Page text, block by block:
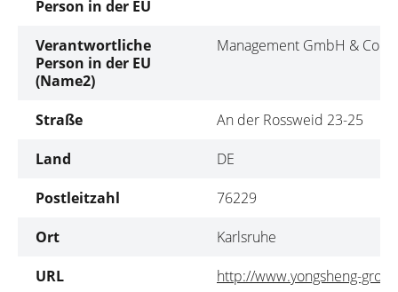
Person in der EU
Verantwortliche
Person in der EU
(Name2)
Management GmbH & Co.
Straße
An der Rossweid 23-25
Land
DE
Postleitzahl
76229
Ort
Karlsruhe
URL
http://www.yongsheng-